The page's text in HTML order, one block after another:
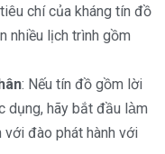
chí của kháng tín đồ
nhiều lịch trình gồm
: Nếu tín đồ gồm lời
dụng, hãy bắt đầu làm
với đào phát hành với